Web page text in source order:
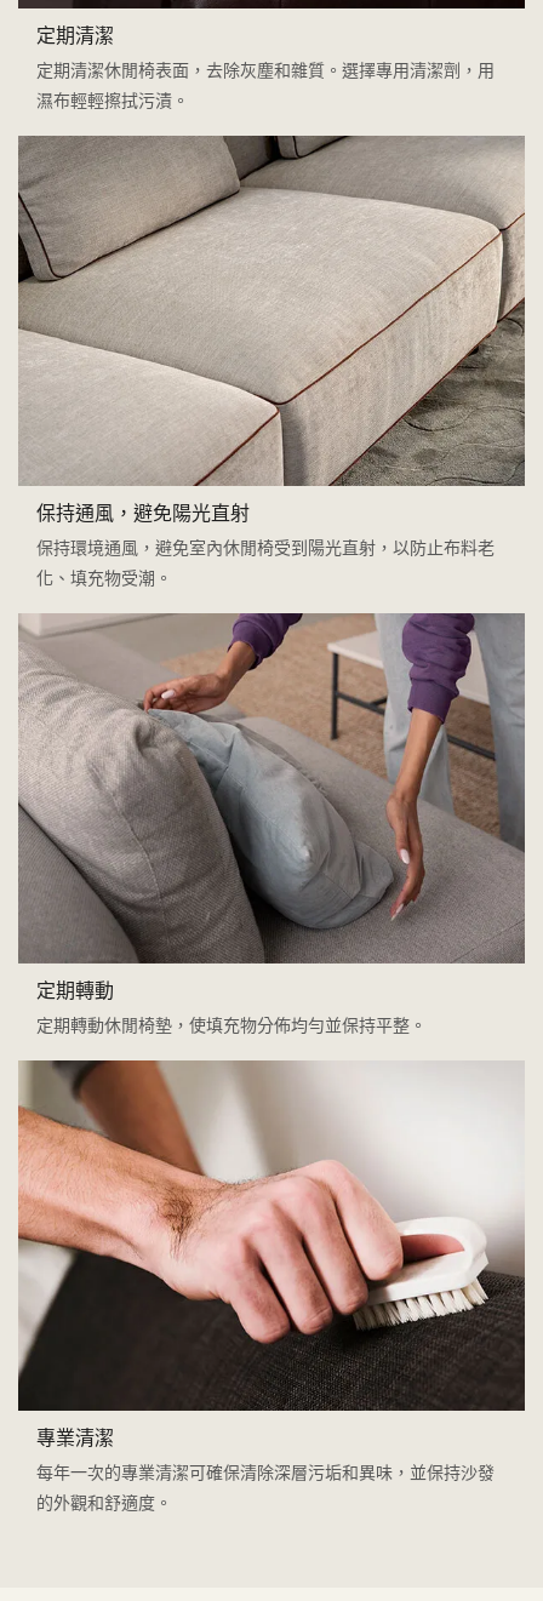
定期清潔
定期清潔休閒椅表面，去除灰塵和雜質。選擇專用清潔劑，用
濕布輕輕擦拭污漬。
保持通風，避免陽光直射
保持環境通風，避免室內休閒椅受到陽光直射，以防止布料老
化、填充物受潮。
定期轉動
定期轉動休閒椅墊，使填充物分佈均勻並保持平整。
專業清潔
每年一次的專業清潔可確保清除深層污垢和異味，並保持沙發
的外觀和舒適度。